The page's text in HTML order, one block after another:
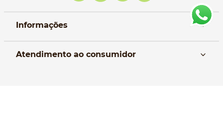
Informações
Atendimento ao consumidor